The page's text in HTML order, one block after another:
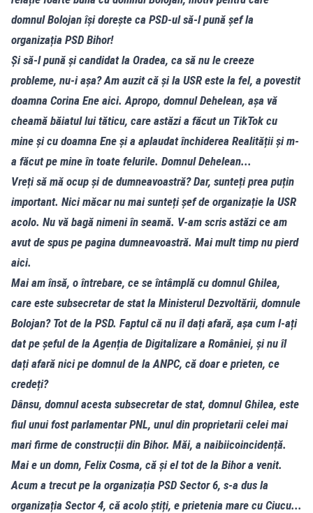
domnul Bolojan își dorește ca PSD-ul să-l pună șef la
organizația PSD Bihor!
Și să-l pună și candidat la Oradea, ca să nu le creeze
probleme, nu-i așa? Am auzit că și la USR este la fel, a povestit
doamna Corina Ene aici. Apropo, domnul Dehelean, așa vă
cheamă băiatul lui tăticu, care astăzi a făcut un TikTok cu
mine și cu doamna Ene și a aplaudat închiderea Realității și m-
a făcut pe mine în toate felurile. Domnul Dehelean...
Vreți să mă ocup și de dumneavoastră? Dar, sunteți prea puțin
important. Nici măcar nu mai sunteți șef de organizație la USR
acolo. Nu vă bagă nimeni în seamă. V-am scris astăzi ce am
avut de spus pe pagina dumneavoastră. Mai mult timp nu pierd
aici.
Mai am însă, o întrebare, ce se întâmplă cu domnul Ghilea,
care este subsecretar de stat la Ministerul Dezvoltării, domnule
Bolojan? Tot de la PSD. Faptul că nu îl dați afară, așa cum l-ați
dat pe șeful de la Agenția de Digitalizare a României, și nu îl
dați afară nici pe domnul de la ANPC, că doar e prieten, ce
credeți?
Dânsu, domnul acesta subsecretar de stat, domnul Ghilea, este
fiul unui fost parlamentar PNL, unul din proprietarii celei mai
mari firme de construcții din Bihor. Măi, a naibiicoincidență.
Mai e un domn, Felix Cosma, că și el tot de la Bihor a venit.
Acum a trecut pe la organizația PSD Sector 6, s-a dus la
organizația Sector 4, că acolo știți, e prietenia mare cu Ciucu...